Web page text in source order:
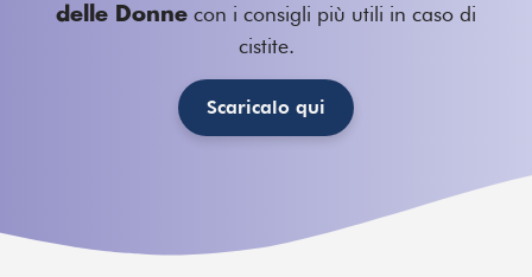
delle Donne con i consigli più utili in caso di
cistite.
Scaricalo qui